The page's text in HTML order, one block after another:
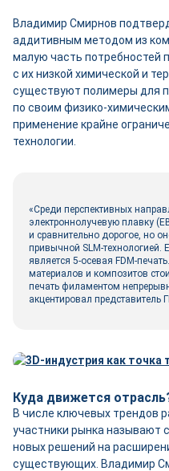
Владимир Смирнов
аддитивным методом из
малую часть потребностей
с их низкой химической и
существуют полимеры для
по своим физико-­
применение крайне
технологии.
«Среди перспективных
электроннолучевую плавку
и сравнительно дорогое, но
привычной SLM-
является 5‑осевая FDM-
материалов и композитов
печать филаментом
акцентировал представитель
Куда движется
В числе ключевых трендов
участники рынка называют
новых решений на
существующих. Владимир